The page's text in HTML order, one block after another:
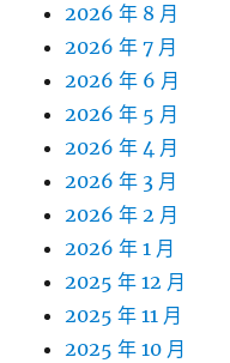
2026 年 8 月
2026 年 7 月
2026 年 6 月
2026 年 5 月
2026 年 4 月
2026 年 3 月
2026 年 2 月
2026 年 1 月
2025 年 12 月
2025 年 11 月
2025 年 10 月